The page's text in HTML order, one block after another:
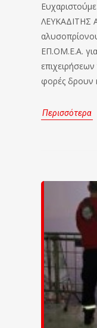
ΛΕΥΚΑΔΙΤΗΣ
ΕΠ.ΟΜ.Ε.Α.
φορές δρουν
Περισσότερα